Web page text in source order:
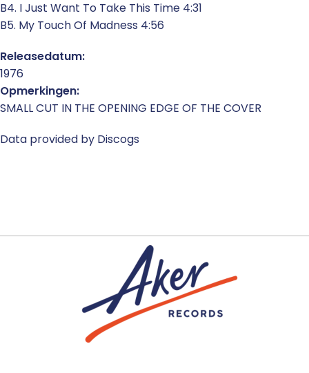
B4. I Just Want To Take This Time 4:31
B5. My Touch Of Madness 4:56
Releasedatum:
1976
Opmerkingen:
SMALL CUT IN THE OPENING EDGE OF THE COVER
Data provided by Discogs